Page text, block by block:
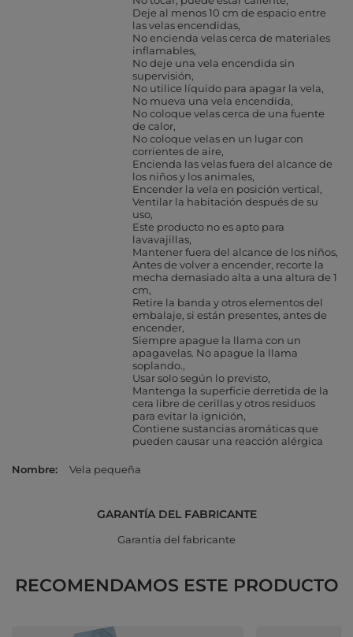
Deje al menos 10 cm de espacio entre
las velas encendidas
No encienda velas cerca de materiales
inflamables
No deje una vela encendida sin
supervisión
No utilice líquido para apagar la vela
No mueva una vela encendida
No coloque velas cerca de una fuente
de calor
No coloque velas en un lugar con
corrientes de aire
Encienda las velas fuera del alcance de
los niños y los animales
Encender la vela en posición vertical
Ventilar la habitación después de su
uso
Este producto no es apto para
lavavajillas
Mantener fuera del alcance de los niños
Antes de volver a encender, recorte la
mecha demasiado alta a una altura de 1
cm
Retire la banda y otros elementos del
embalaje, si están presentes, antes de
encender
Siempre apague la llama con un
apagavelas. No apague la llama
soplando.
Usar solo según lo previsto
Mantenga la superficie derretida de la
cera libre de cerillas y otros residuos
para evitar la ignición
Contiene sustancias aromáticas que
pueden causar una reacción alérgica
Nombre Vela pequeña
GARANTÍA DEL FABRICANTE
Garantía del fabricante
RECOMENDAMOS ESTE PRODUCTO